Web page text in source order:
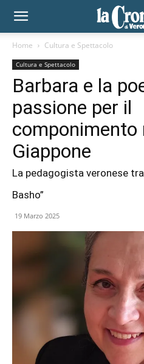
Home Cultura e Spettacolo
Cultura e Spettacolo
Barbara e la
passione per il
componimento
Giappone
La pedagogista veronese
Basho”
19 Marzo 2025